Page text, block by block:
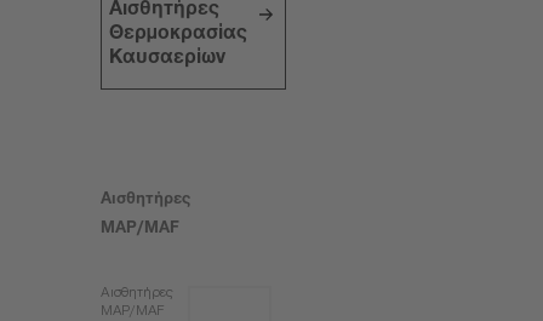
Αισθητήρες
Θερμοκρασίας
Καυσαερίων
Αισθητήρες
MAP/MAF
Αισθητήρες
MAP/MAF